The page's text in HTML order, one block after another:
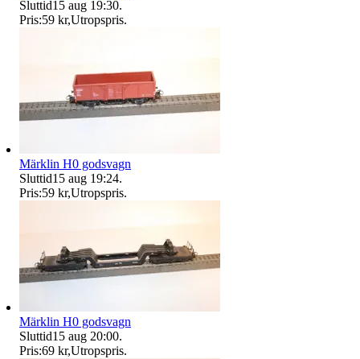
Sluttid15 aug 19:30.
Pris:59 kr,Utropspris.
Märklin H0 godsvagn
Sluttid15 aug 19:24.
Pris:59 kr,Utropspris.
Märklin H0 godsvagn
Sluttid15 aug 20:00.
Pris:69 kr,Utropspris.